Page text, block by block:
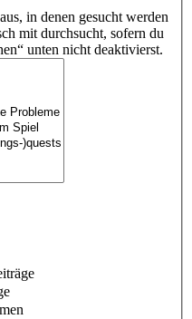
in denen gesucht werden
mit durchsucht, sofern du
unten nicht deaktivierst.